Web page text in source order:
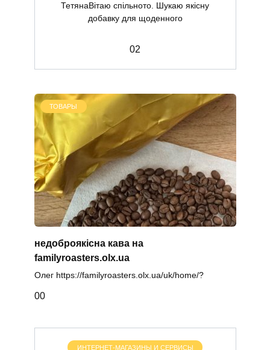
ТетянаВітаю спільното. Шукаю якісну
добавку для щоденного
02
ТОВАРЫ
недоброякісна кава на
familyroasters.olx.ua
Олег https://familyroasters.olx.ua/uk/home/?
00
ИНТЕРНЕТ-МАГАЗИНЫ И СЕРВИСЫ